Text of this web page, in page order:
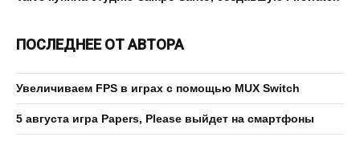
ПОСЛЕДНЕЕ ОТ АВТОРА
Увеличиваем FPS в играх с помощью MUX Switch
5 августа игра Papers, Please выйдет на смартфоны